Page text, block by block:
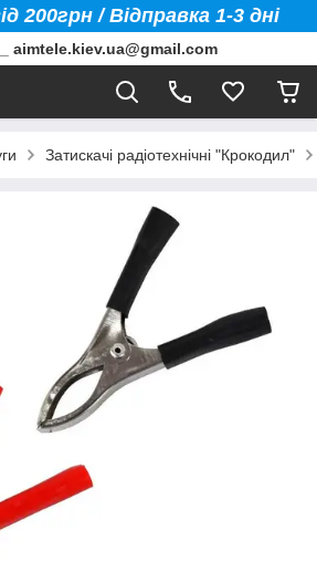
200грн / Відправка 1-3 дні
aimtele.kiev.ua@gmail.com
Затискачі радіотехнічні "Крокодил"